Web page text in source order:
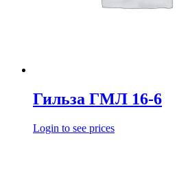
Гильза ГМЛ 16-6
Login to see prices